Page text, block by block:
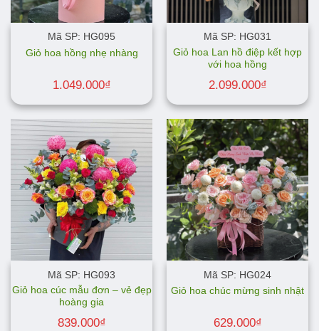
Mã SP: HG095
Giỏ hoa hồng nhẹ nhàng
1.049.000₫
Mã SP: HG031
Giỏ hoa Lan hồ điệp kết hợp
với hoa hồng
2.099.000₫
Mã SP: HG093
Giỏ hoa cúc mẫu đơn – vẻ đẹp
hoàng gia
839.000₫
Mã SP: HG024
Giỏ hoa chúc mừng sinh nhật
629.000₫